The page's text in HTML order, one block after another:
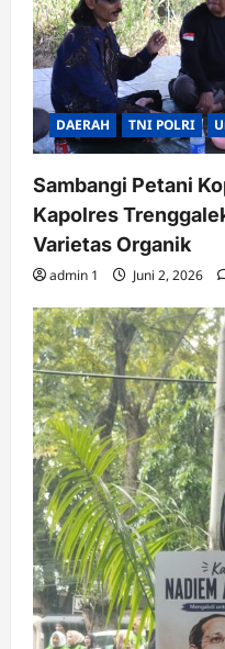
DAERAH TNI POLRI
Sambangi Petani
Kapolres
Varietas Organik
admin 1 Juni 2, 2026